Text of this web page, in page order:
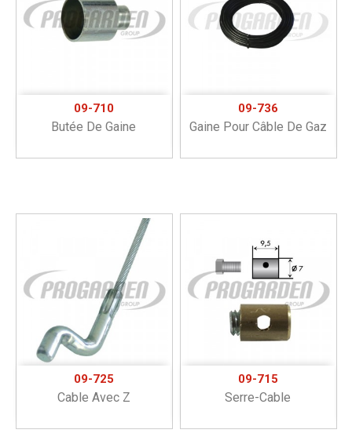
09-710
Butée De Gaine
09-736
Gaine Pour Câble De Gaz
09-725
Cable Avec Z
09-715
Serre-Cable